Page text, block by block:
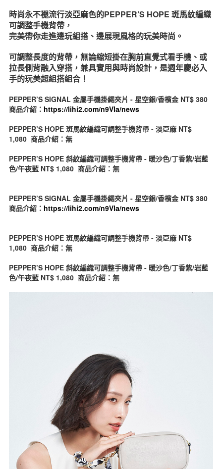
時尚永不褪流行淡亞麻色的PEPPER’S HOPE 斑馬紋編織
可調整手機背帶，
完美帶你走進邊玩組搭、邊展現風格的玩美時尚。
可調整長度的背帶，無論縮短掛在胸前直覺式看手機、或
拉長側背融入穿搭，兼具實用與時尚設計，是週年慶必入
手的玩美超組搭組合！
PEPPER’S SIGNAL 金屬手機掛繩夾片 - 星空銀/香檳金 NT$ 380
商品介紹： https://lihi2.com/n9Vla/news
PEPPER’S HOPE 斑馬紋編織可調整手機背帶 - 淡亞麻 NT$
1,080 商品介紹：無
PEPPER’S HOPE 斜紋編織可調整手機背帶 - 暖沙色/丁香紫/岩藍
色/午夜藍 NT$ 1,080 商品介紹：無
PEPPER’S SIGNAL 金屬手機掛繩夾片 - 星空銀/香檳金 NT$ 380
商品介紹： https://lihi2.com/n9Vla/news
PEPPER’S HOPE 斑馬紋編織可調整手機背帶 - 淡亞麻 NT$
1,080 商品介紹：無
PEPPER’S HOPE 斜紋編織可調整手機背帶 - 暖沙色/丁香紫/岩藍
色/午夜藍 NT$ 1,080 商品介紹：無